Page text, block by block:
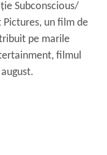
Subconscious/
un film de
pe marile
filmul